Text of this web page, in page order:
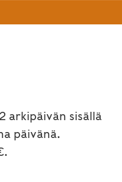
arkipäivän sisällä
päivänä.